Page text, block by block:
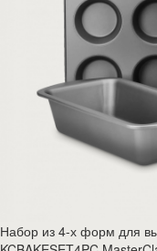
Набор из 4-х форм для